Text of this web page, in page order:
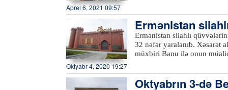
kimi düşən Vətən
şanlı Qələbədən, şəhidlərin
danışılıb.Şəhidlərin
olunub, həm Birinci, həm
Ermənistan silahlı bölmələri
dünyasını dəyişən dinc
Aprel 6, 2021 09:57
Ermənistan
ə tutublar
Ermənistan silahlı
32 nəfər yaralanıb. Xəsarət
müxbiri Banu ilə onun
idik. Qardaşım, anam,
yaralandım”.Qeyd edək ki,
Oktyabr 4, 2020 19:27
Oktyabrın 3-də